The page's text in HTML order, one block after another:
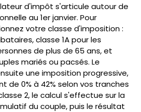
d'impôt s'articule autour de
au 1er janvier. Pour
votre classe d'imposition :
classe 1A pour les
de plus de 65 ans, et
mariés ou pacsés. Le
une imposition progressive,
de 0% à 42% selon vos tranches
2, le calcul s'effectue sur la
du couple, puis le résultat